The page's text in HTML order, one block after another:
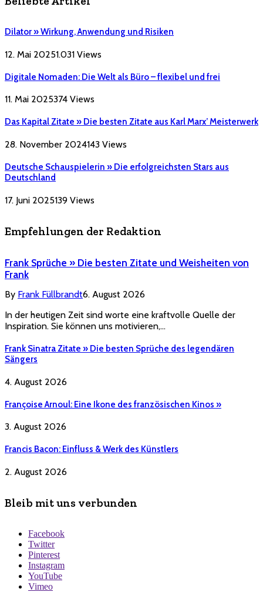
Dilator » Wirkung, Anwendung und Risiken
12. Mai 20251.031 Views
Digitale Nomaden: Die Welt als Büro – flexibel und frei
11. Mai 2025374 Views
Das Kapital Zitate » Die besten Zitate aus Karl Marx’ Meisterwerk
28. November 2024143 Views
Deutsche Schauspielerin » Die erfolgreichsten Stars aus
Deutschland
17. Juni 2025139 Views
Empfehlungen der Redaktion
Frank Sprüche » Die besten Zitate und Weisheiten von
Frank
By Frank Füllbrandt6. August 2026
In der heutigen Zeit sind worte eine kraftvolle Quelle der
Inspiration. Sie können uns motivieren,…
Frank Sinatra Zitate » Die besten Sprüche des legendären
Sängers
4. August 2026
Françoise Arnoul: Eine Ikone des französischen Kinos »
3. August 2026
Francis Bacon: Einfluss & Werk des Künstlers
2. August 2026
Bleib mit uns verbunden
Facebook
Twitter
Pinterest
Instagram
YouTube
Vimeo